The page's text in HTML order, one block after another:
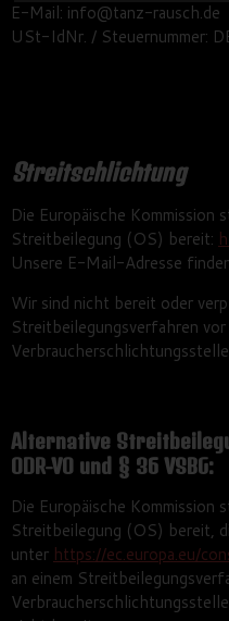
E-Mail: info@tanz-rausch.de
USt-IdNr. / Steuernummer:
Streitschlichtung
Die Europäische
Streitbeilegung (OS) bereit:
Unsere E-Mail-Adresse
Wir sind nicht bereit oder
Streitbeilegungsverfahren vor
Alternative
ODR-VO und § 36 VSBG:
Die Europäische
Streitbeilegung (OS) bereit,
unter https://ec.europa.eu/
an einem